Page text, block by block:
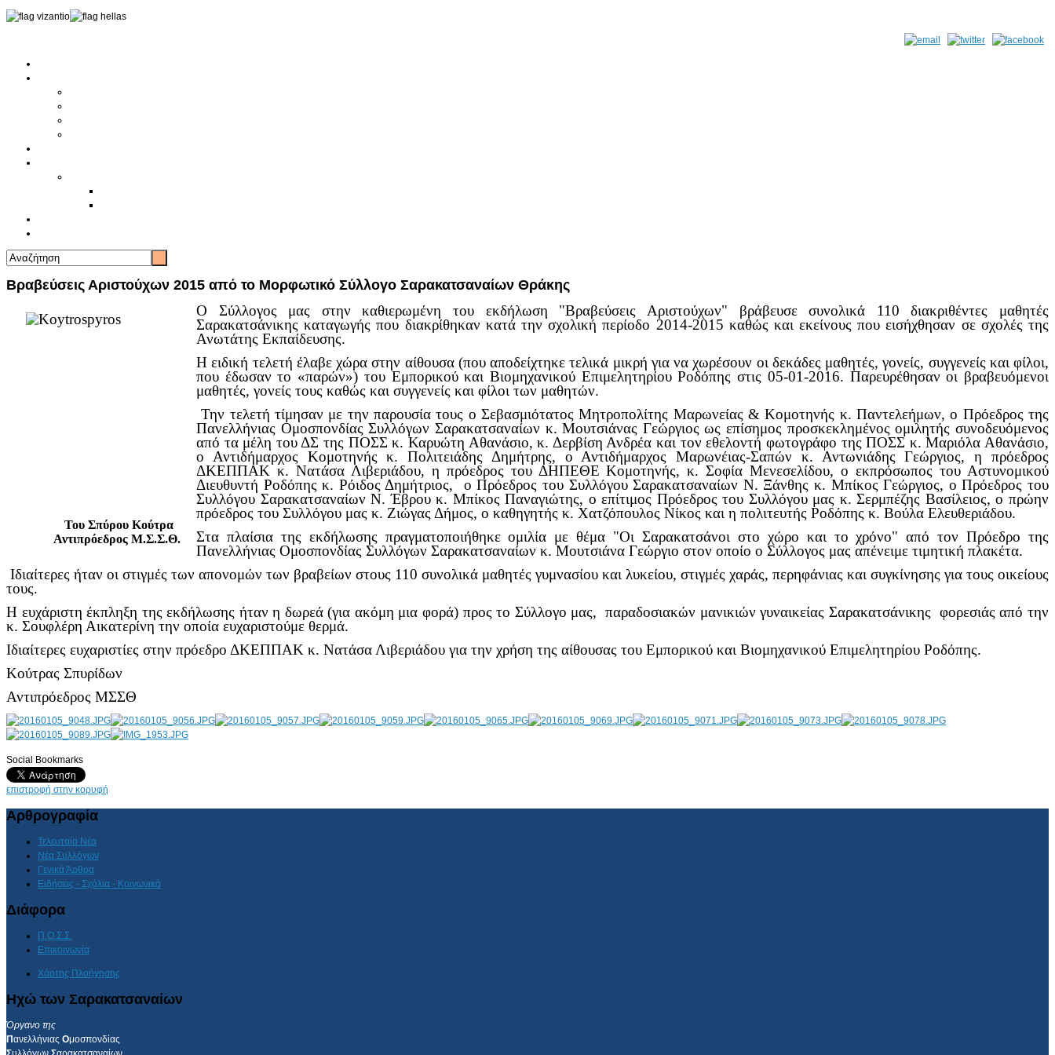
Βραβεύσεις Αριστούχων 2015 από το Μορφωτικό Σύλλογο Σαρακατσαναίων Θράκης
Του Σπύρου Κούτρα
Αντιπρόεδρος Μ.Σ.Σ.Θ.
Ο Σύλλογος μας στην καθιερωμένη του εκδήλωση "Βραβεύσεις Αριστούχων" βράβευσε συνολικά 110 διακριθέντες μαθητές
Σαρακατσάνικης καταγωγής που διακρίθηκαν κατά την σχολική περίοδο 2014-2015 καθώς και εκείνους που εισήχθησαν σε σχολές της
Ανωτάτης Εκπαίδευσης.
Η ειδική τελετή έλαβε χώρα στην αίθουσα (που αποδείχτηκε τελικά μικρή για να χωρέσουν οι δεκάδες μαθητές, γονείς, συγγενείς και φίλοι,
που έδωσαν το «παρών») του Εμπορικού και Βιομηχανικού Επιμελητηρίου Ροδόπης στις 05-01-2016. Παρευρέθησαν οι βραβευόμενοι
μαθητές, γονείς τους καθώς και συγγενείς και φίλοι των μαθητών.
Την τελετή τίμησαν με την παρουσία τους ο Σεβασμιότατος Μητροπολίτης Μαρωνείας & Κομοτηνής κ. Παντελεήμων, ο Πρόεδρος της
Πανελλήνιας Ομοσπονδίας Συλλόγων Σαρακατσαναίων κ. Μουτσιάνας Γεώργιος ως επίσημος προσκεκλημένος ομιλητής συνοδευόμενος
από τα μέλη του ΔΣ της ΠΟΣΣ κ. Καρυώτη Αθανάσιο, κ. Δερβίση Ανδρέα και τον εθελοντή φωτογράφο της ΠΟΣΣ κ. Μαριόλα Αθανάσιο,
ο Αντιδήμαρχος Κομοτηνής κ. Πολιτειάδης Δημήτρης, ο Αντιδήμαρχος Μαρωνέιας-Σαπών κ. Αντωνιάδης Γεώργιος, η πρόεδρος
ΔΚΕΠΠΑΚ κ. Νατάσα Λιβεριάδου, η πρόεδρος του ΔΗΠΕΘΕ Κομοτηνής, κ. Σοφία Μενεσελίδου, ο εκπρόσωπος του Αστυνομικού
Διευθυντή Ροδόπης κ. Ρόιδος Δημήτριος, ο Πρόεδρος του Συλλόγου Σαρακατσαναίων Ν. Ξάνθης κ. Μπίκος Γεώργιος, ο Πρόεδρος του
Συλλόγου Σαρακατσαναίων Ν. Έβρου κ. Μπίκος Παναγιώτης, ο επίτιμος Πρόεδρος του Συλλόγου μας κ. Σερμπέζης Βασίλειος, ο πρώην
πρόεδρος του Συλλόγου μας κ. Ζιώγας Δήμος, ο καθηγητής κ. Χατζόπουλος Νίκος και η πολιτευτής Ροδόπης κ. Βούλα Ελευθεριάδου.
Στα πλαίσια της εκδήλωσης πραγματοποιήθηκε ομιλία με θέμα "Οι Σαρακατσάνοι στο χώρο και το χρόνο" από τον Πρόεδρο της
Πανελλήνιας Ομοσπονδίας Συλλόγων Σαρακατσαναίων κ. Μουτσιάνα Γεώργιο στον οποίο ο Σύλλογος μας απένειμε τιμητική πλακέτα.
Ιδιαίτερες ήταν οι στιγμές των απονομών των βραβείων στους 110 συνολικά μαθητές γυμνασίου και λυκείου, στιγμές χαράς, περηφάνιας και συγκίνησης για τους οικείους
τους.
Η ευχάριστη έκπληξη της εκδήλωσης ήταν η δωρεά (για ακόμη μια φορά) προς το Σύλλογο μας, παραδοσιακών μανικιών γυναικείας Σαρακατσάνικης φορεσιάς από την
κ. Σουφλέρη Αικατερίνη την οποία ευχαριστούμε θερμά.
Ιδιαίτερες ευχαριστίες στην πρόεδρο ΔΚΕΠΠΑΚ κ. Νατάσα Λιβεριάδου για την χρήση της αίθουσας του Εμπορικού και Βιομηχανικού Επιμελητηρίου Ροδόπης.
Κούτρας Σπυρίδων
Αντιπρόεδρος ΜΣΣΘ
AdmirorGallery 4.5.0 , author/s
Social Bookmarks
επιστροφή στην κορυφή
Αρθρογραφία
Τελευταία Νέα
Νέα Συλλόγων
Γενικά Άρθρα
Ειδήσεις - Σχόλια - Κοινωνικά
Διάφορα
Π.Ο.Σ.Σ.
Επικοινωνία
Χάρτης Πλοήγησης
Ηχώ των Σαρακατσαναίων
Όργανο της
Πανελλήνιας Ομοσπονδίας